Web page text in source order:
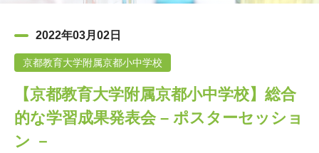
設立趣意書 財団概要
沿革 40年史デジタルブック
中谷財団40年史
中谷財団事業紹介 中谷賞
神戸賞 長期大型研究助成
研究助成
中谷財団動画紹介
その他情報
その他情報
2022年03月02日
京都教育大学附属京都小中学校
【京都教育大学附属京都小中学校】総合
的な学習成果発表会 – ポスターセッショ
ン －